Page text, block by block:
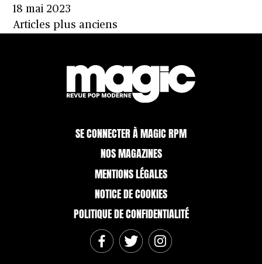
18 mai 2023
Navigation
Articles plus anciens
SE CONNECTER À MAGIC RPM
NOS MAGAZINES
MENTIONS LÉGALES
NOTICE DE COOKIES
POLITIQUE DE CONFIDENTIALITÉ